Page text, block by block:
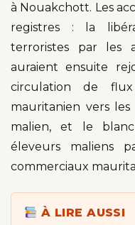
à Nouakchott. Les
registres : la
terroristes par les
auraient ensuite
circulation de
mauritanien vers
malien, et le
éleveurs maliens
commerciaux
À LIRE AUSSI